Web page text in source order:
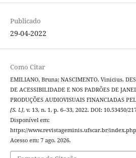
Publicado
29-04-2022
Como Citar
EMILIANO, Bruna; NASCIMENTO, Vinicius.
DE ACESSIBILIDADE E NOS PADRÕES DE
PRODUÇÕES AUDIOVISUAIS FINANCIADAS
[S. l.], v. 13, n. 1, p. 6–33, 2022. DOI: 10.53450/
Disponível em:
https://www.revistageminis.ufscar.br/
Acesso em: 7 ago. 2026.